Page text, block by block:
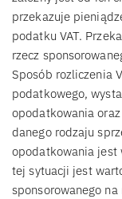
przekazuje
podatku VAT.
rzecz
Sposób rozliczenia
podatkowego,
opodatkowania
danego rodzaju
opodatkowania jest
tej sytuacji jest
sponsorowanego